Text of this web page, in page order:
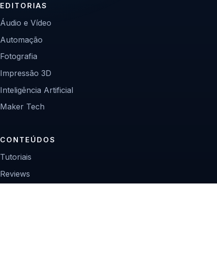
EDITORIAS
Áudio e Vídeo
Automação
Fotografia
Impressão 3D
Inteligência Artificial
Maker Tech
CONTEÚDOS
Tutoriais
Reviews